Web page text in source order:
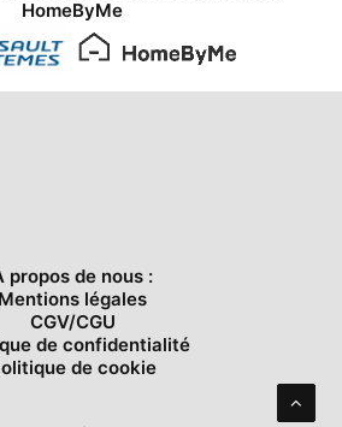
HomeByMe
propos de nous :
Mentions légales
CGV/CGU
de confidentialité
de cookie